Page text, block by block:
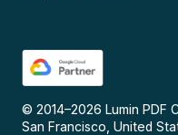
© 2014–2026 Lumin PDF
San Francisco, United